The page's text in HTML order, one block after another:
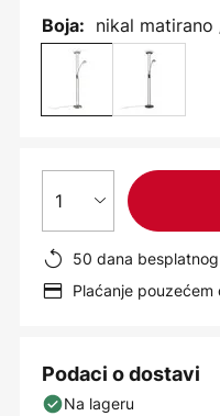
Boja: nikal
1
50 dana
Plaćanje pouzećem
Podaci o dostavi
Na lageru